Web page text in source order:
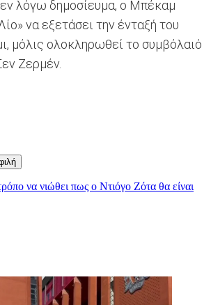
λόγω δημοσίευμα, ο Μπέκαμ
να εξετάσει την ένταξή του
μόλις ολοκληρωθεί το συμβόλαιό
Ζερμέν.
να νιώθει πως ο Ντιόγο Ζότα θα είναι